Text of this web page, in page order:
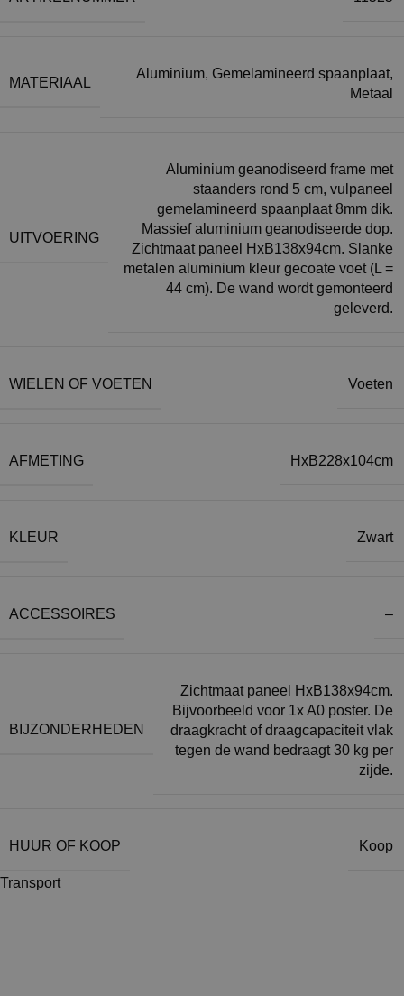
MATERIAAL
Aluminium, Gemelamineerd spaanplaat,
Metaal
UITVOERING
Aluminium geanodiseerd frame met
staanders rond 5 cm, vulpaneel
gemelamineerd spaanplaat 8mm dik.
Massief aluminium geanodiseerde dop.
Zichtmaat paneel HxB138x94cm. Slanke
metalen aluminium kleur gecoate voet (L =
44 cm). De wand wordt gemonteerd
geleverd.
WIELEN OF VOETEN Voeten
AFMETING HxB228x104cm
KLEUR Zwart
ACCESSOIRES –
BIJZONDERHEDEN
Zichtmaat paneel HxB138x94cm.
Bijvoorbeeld voor 1x A0 poster. De
draagkracht of draagcapaciteit vlak
tegen de wand bedraagt 30 kg per
zijde.
HUUR OF KOOP Koop
Transport